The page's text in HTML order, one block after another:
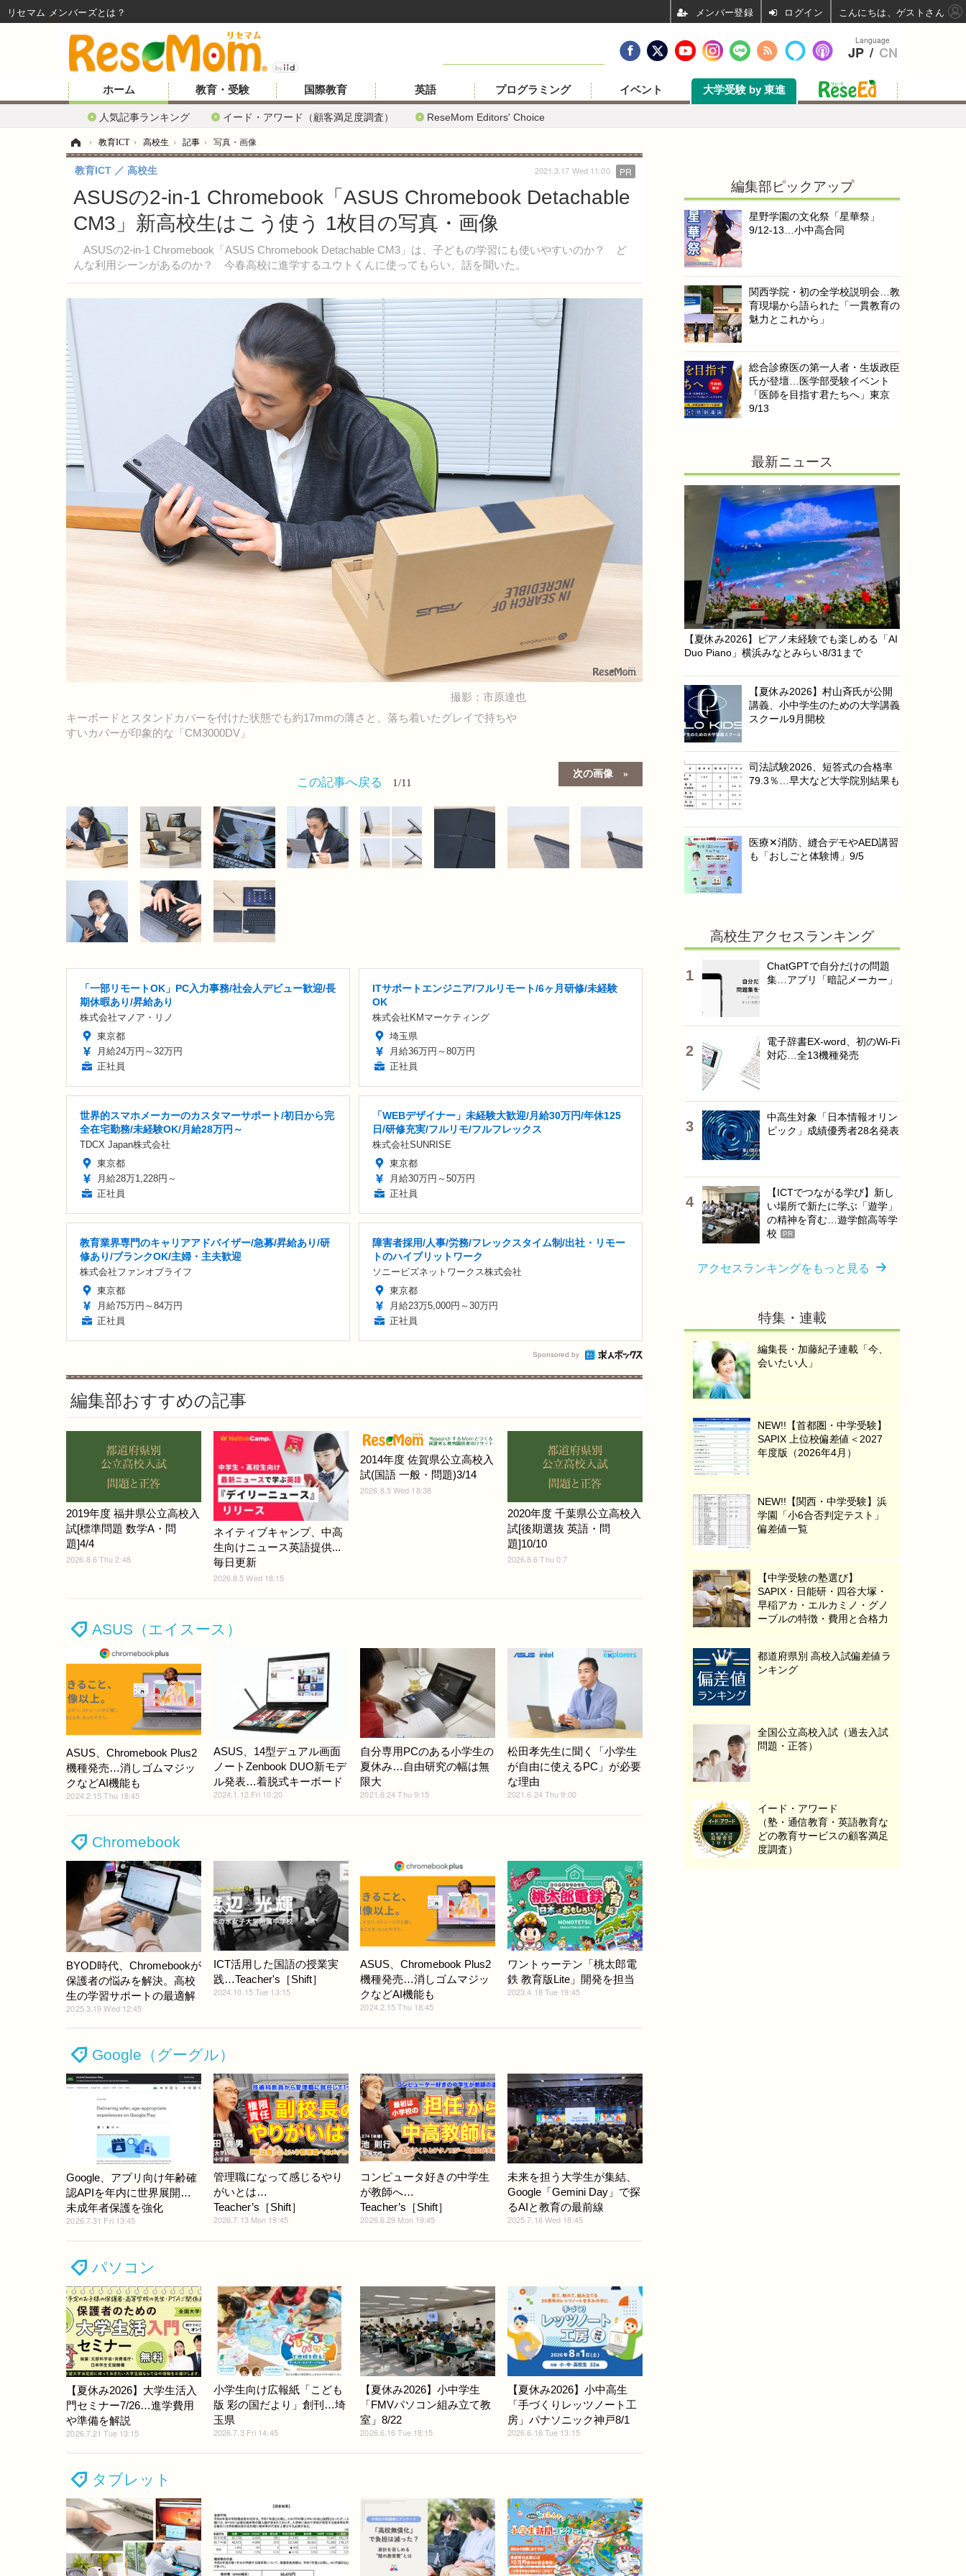
ホーム
人気記事ランキング イード・アワード（顧客満足度調査） ReseMom Editors' Choice
教育・受験 国際教育 英語 プログラミング イベント 大学受験 by 東進
› 教育ICT › 高校生 › 記事 › 写真・画像
ASUSの2-in-1 Chromebook「ASUS Chromebook Detachable
CM3」新高校生はこう使う 1枚目の写真・画像
ASUSの2-in-1 Chromebook「ASUS Chromebook Detachable CM3」は、子どもの学習にも使いやすいのか？ ど
んな利用シーンがあるのか？ 今春高校に進学するユウトくんに使ってもらい、話を聞いた。
教育ICT 高校生 2021.3.17 Wed 11:00 PR
撮影：市原達也
キーボードとスタンドカバーを付けた状態でも約17mmの薄さと、落ち着いたグレイで持ちや
すいカバーが印象的な「CM3000DV」
次の画像
この記事へ戻る 1/11
「一部リモートOK」PC入力事務/社会人デビュー歓迎/長
期休暇あり/昇給あり
株式会社マノア・リノ
東京都
月給24万円～32万円
正社員
ITサポートエンジニア/フルリモート/6ヶ月研修/未経験
OK
株式会社KMマーケティング
埼玉県
月給36万円～80万円
正社員
世界的スマホメーカーのカスタマーサポート/初日から完
全在宅勤務/未経験OK/月給28万円～
TDCX Japan株式会社
東京都
月給28万1,228円～
正社員
「WEBデザイナー」未経験大歓迎/月給30万円/年休125
日/研修充実/フルリモ/フルフレックス
株式会社SUNRISE
東京都
月給30万円～50万円
正社員
教育業界専門のキャリアアドバイザー/急募/昇給あり/研
修あり/ブランクOK/主婦・主夫歓迎
株式会社ファンオブライフ
東京都
月給75万円～84万円
正社員
障害者採用/人事/労務/フレックスタイム制/出社・リモー
トのハイブリットワーク
ソニービズネットワークス株式会社
東京都
月給23万5,000円～30万円
正社員
Sponsored by
編集部おすすめの記事
2019年度 福井県公立高校入
試[標準問題 数学A・問
題]4/4
2026.8.6 Thu 2:48
ネイティブキャンプ、中高
生向けニュース英語提供...
毎日更新
2026.8.5 Wed 18:15
2014年度 佐賀県公立高校入
試(国語 一般・問題)3/14
2026.8.5 Wed 18:38
2020年度 千葉県公立高校入
試[後期選抜 英語・問
題]10/10
2026.8.6 Thu 0:7
ASUS（エイスース）
ASUS、Chromebook Plus2
機種発売…消しゴムマジッ
クなどAI機能も
2024.2.15 Thu 18:45
ASUS、14型デュアル画面
ノートZenbook DUO新モデ
ル発表…着脱式キーボード
2024.1.12 Fri 10:20
自分専用PCのある小学生の
夏休み…自由研究の幅は無
限大
2021.6.24 Thu 9:15
松田孝先生に聞く「小学生
が自由に使えるPC」が必要
な理由
2021.6.24 Thu 9:00
Chromebook
BYOD時代、Chromebookが
保護者の悩みを解決。高校
生の学習サポートの最適解
2025.3.19 Wed 12:45
ICT活用した国語の授業実
践…Teacher's［Shift］
2024.10.15 Tue 13:15
ASUS、Chromebook Plus2
機種発売…消しゴムマジッ
クなどAI機能も
2024.2.15 Thu 18:45
ワントゥーテン「桃太郎電
鉄 教育版Lite」開発を担当
2023.4.18 Tue 19:45
Google（グーグル）
Google、アプリ向け年齢確
認APIを年内に世界展開…
未成年者保護を強化
2026.7.31 Fri 13:45
管理職になって感じるやり
がいとは…
Teacher’s［Shift］
2026.7.13 Mon 19:45
コンピュータ好きの中学生
が教師へ…
Teacher’s［Shift］
2026.6.29 Mon 19:45
未来を担う大学生が集結、
Google「Gemini Day」で探
るAIと教育の最前線
2025.7.16 Wed 18:45
パソコン
【夏休み2026】大学生活入
門セミナー7/26…進学費用
や準備を解説
2026.7.21 Tue 13:15
小学生向け広報紙「こども
版 彩の国だより」創刊…埼
玉県
2026.7.3 Fri 14:45
【夏休み2026】小中学生
「FMVパソコン組み立て教
室」8/22
2026.6.16 Tue 18:15
【夏休み2026】小中高生
「手づくりレッツノート工
房」パナソニック神戸8/1
2026.6.16 Tue 13:15
タブレット
編集部ピックアップ
星野学園の文化祭「星華祭」
9/12-13…小中高合同
関西学院・初の全学校説明会…教
育現場から語られた「一貫教育の
魅力とこれから」
総合診療医の第一人者・生坂政臣
氏が登壇…医学部受験イベント
「医師を目指す君たちへ」東京
9/13
最新ニュース
【夏休み2026】ピアノ未経験でも楽しめる「AI
Duo Piano」横浜みなとみらい8/31まで
【夏休み2026】村山斉氏が公開
講義、小中学生のための大学講義
スクール9月開校
司法試験2026、短答式の合格率
79.3％…早大など大学院別結果も
医療✕消防、縫合デモやAED講習
も「おしごと体験博」9/5
高校生アクセスランキング
ChatGPTで自分だけの問題
集…アプリ「暗記メーカー」
電子辞書EX-word、初のWi-Fi
対応…全13機種発売
中高生対象「日本情報オリン
ピック」成績優秀者28名発表
【ICTでつながる学び】新し
い場所で新たに学ぶ「遊学」
の精神を育む…遊学館高等学
校
PR
アクセスランキングをもっと見る
特集・連載
編集長・加藤紀子連載「今、
会いたい人」
NEW!!【首都圏・中学受験】
SAPIX 上位校偏差値＜2027
年度版（2026年4月）
NEW!!【関西・中学受験】浜
学園「小6合否判定テスト」
偏差値一覧
【中学受験の塾選び】
SAPIX・日能研・四谷大塚・
早稲アカ・エルカミノ・グノ
ーブルの特徴・費用と合格力
都道府県別 高校入試偏差値ラ
ンキング
全国公立高校入試（過去入試
問題・正答）
イード・アワード
（塾・通信教育・英語教育な
どの教育サービスの顧客満足
度調査）
Language
JP / CN
リセマム メンバーズ ログイン こんにちは、ゲストさん